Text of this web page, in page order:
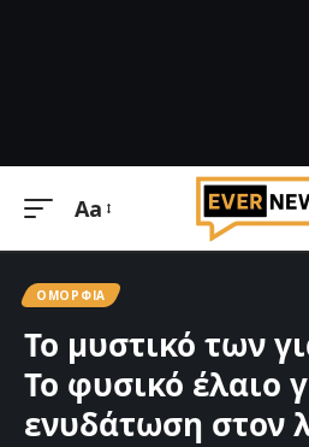
Μεγέθυνση
Aa
ΟΜΟΡΦΙΆ
Το μυστικό των
Το φυσικό έλαιο
ενυδάτωση στον